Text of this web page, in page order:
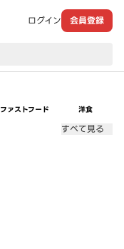
ログイン 会員登録
ファストフード 洋食
すべて見る